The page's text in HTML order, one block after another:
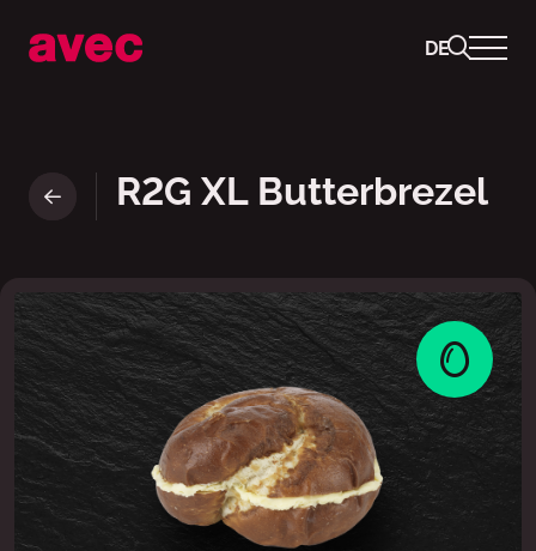
DE
R2G XL Butterbrezel